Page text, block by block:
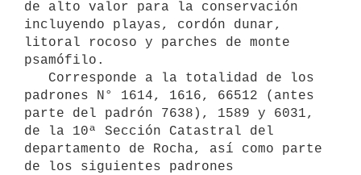
de alto valor para la conservación
incluyendo playas, cordón dunar,
litoral rocoso y parches de monte
psamófilo.
padrones N° 1614, 1616, 66512 (antes
parte del padrón 7638), 1589 y 6031,
de la 10ª Sección Catastral del
departamento de Rocha, así como parte
de los siguientes padrones